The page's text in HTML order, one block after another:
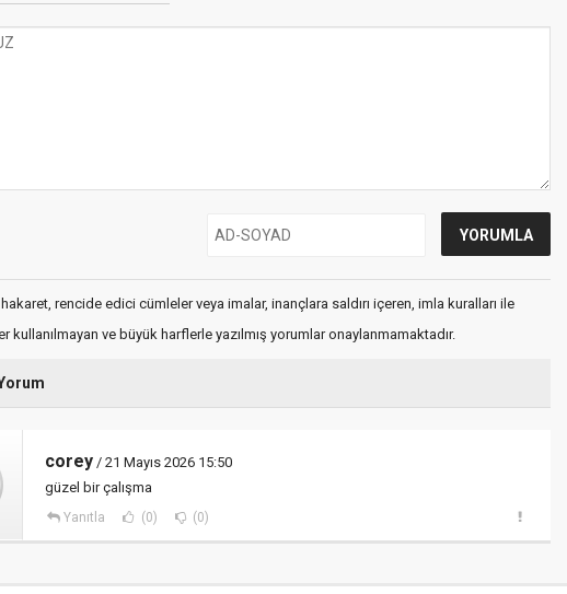
rencide edici cümleler veya imalar, inançlara saldırı içeren, imla kuralları ile
kullanılmayan ve büyük harflerle yazılmış yorumlar onaylanmamaktadır.
corey / 21 Mayıs 2026 15:50
güzel bir çalışma
Yanıtla (0) (0)